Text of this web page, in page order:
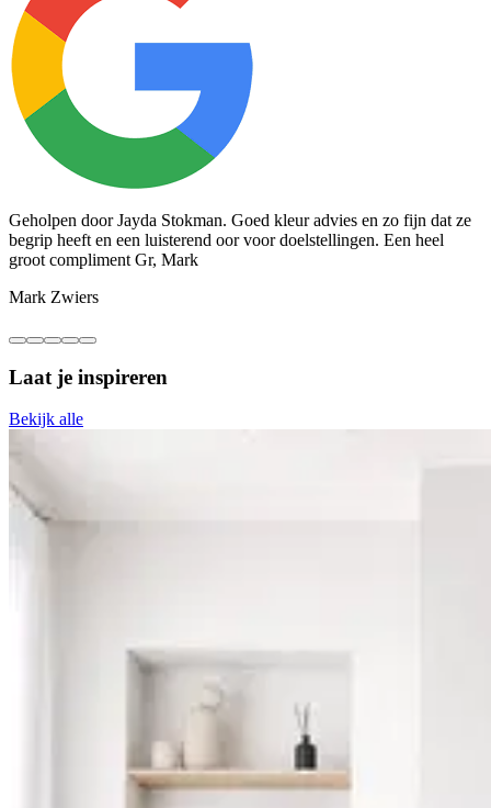
Geholpen door Jayda Stokman. Goed kleur advies en zo fijn dat ze
begrip heeft en een luisterend oor voor doelstellingen. Een heel
groot compliment Gr, Mark
Mark Zwiers
Laat je inspireren
Bekijk alle